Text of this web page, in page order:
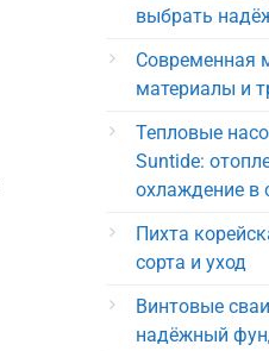
выбрать
Современная
материалы и
Тепловые
Suntide:
охлаждение в
Пихта
сорта и уход
Винтовые
надёжный